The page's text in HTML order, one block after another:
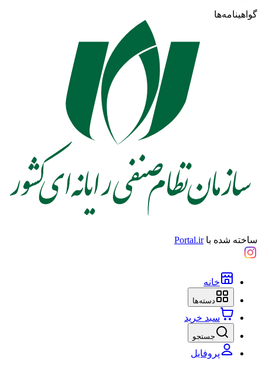
گواهینامه‌ها
ساخته شده باPortal.ir
خانه
دسته‌ها
سبد خرید
جستجو
پروفایل